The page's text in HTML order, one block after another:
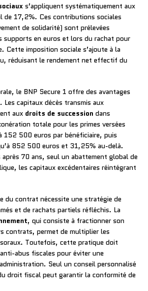
s’appliquent systématiquement aux
de 17,2%. Ces contributions sociales
de solidarité) sont prélevées
supports en euros et lors du rachat pour
Cette imposition sociale s’ajoute à la
réduisant le rendement net effectif du
le BNP Secure 1 offre des avantages
capitaux décès transmis aux
aux droits de succession dans
totale pour les primes versées
152 500 euros par bénéficiaire, puis
852 500 euros et 31,25% au-delà.
après 70 ans, seul un abattement global de
les capitaux excédentaires réintégrant
du contrat nécessite une stratégie de
et de rachats partiels réfléchis. La
, qui consiste à fractionner son
contrats, permet de multiplier les
Toutefois, cette pratique doit
abus fiscales pour éviter une
Seul un conseil personnalisé
droit fiscal peut garantir la conformité de